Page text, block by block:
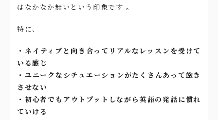
はなかなか無いという印象です 。
特に、
・ネイティブと向き合ってリアルなレッスンを受けて
いる感じ
・ユニークなシチュエーションがたくさんあって飽き
させない
・初心者でもアウトプットしながら英語の発話に慣れ
ていける